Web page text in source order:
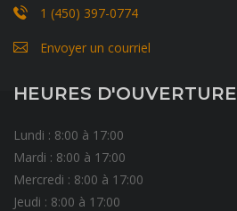
1 (450) 397-0774
Envoyer un courriel
HEURES D'OUVERTURE
Lundi : 8:00 à 17:00
Mardi : 8:00 à 17:00
Mercredi : 8:00 à 17:00
Jeudi : 8:00 à 17:00